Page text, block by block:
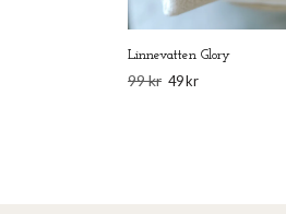
Linnevatten Glory
99 kr 49 kr